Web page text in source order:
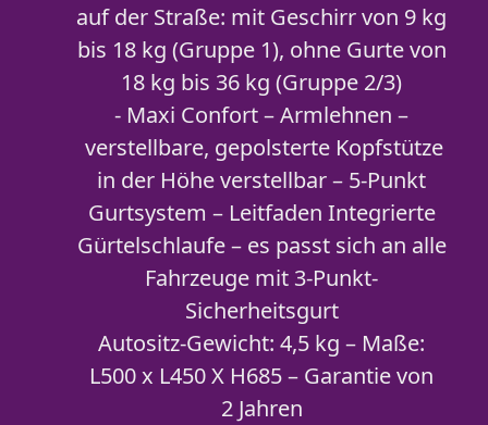
auf der Straße: mit Geschirr von 9 kg
bis 18 kg (Gruppe 1), ohne Gurte von
18 kg bis 36 kg (Gruppe 2/3)
- Maxi Confort – Armlehnen –
verstellbare, gepolsterte Kopfstütze
in der Höhe verstellbar – 5-Punkt
Gurtsystem – Leitfaden Integrierte
Gürtelschlaufe – es passt sich an alle
Fahrzeuge mit 3-Punkt-
Sicherheitsgurt
Autositz-Gewicht: 4,5 kg – Maße:
L500 x L450 X H685 – Garantie von
2 Jahren